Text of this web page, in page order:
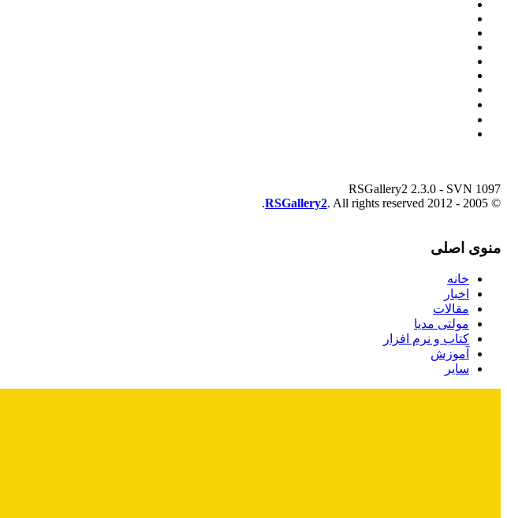
RSGallery2 2.3.0 - SVN 1097
© 2005 - 2012
RSGallery2. All rights reserved.
منوی اصلی
خانه
اخبار
مقالات
مولتی مدیا
کتاب و نرم افزار
آموزش
سایر